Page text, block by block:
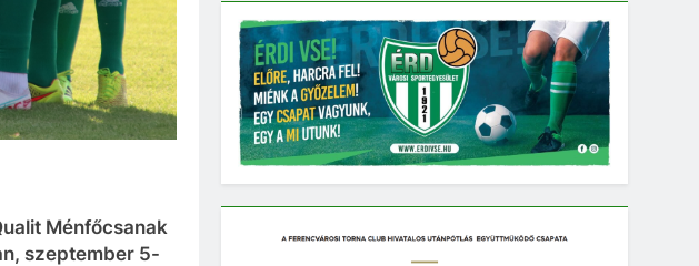
Ménfőcsanak
szeptember 5-